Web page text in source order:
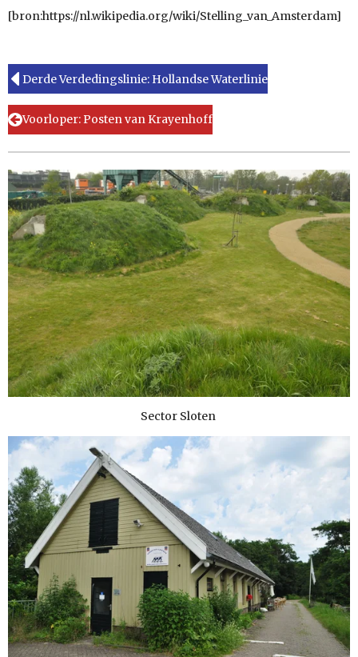
[bron:https://nl.wikipedia.org/wiki/Stelling_van_Amsterdam]
Derde Verdedingslinie: Hollandse Waterlinie
Voorloper: Posten van Krayenhoff
Sector Sloten